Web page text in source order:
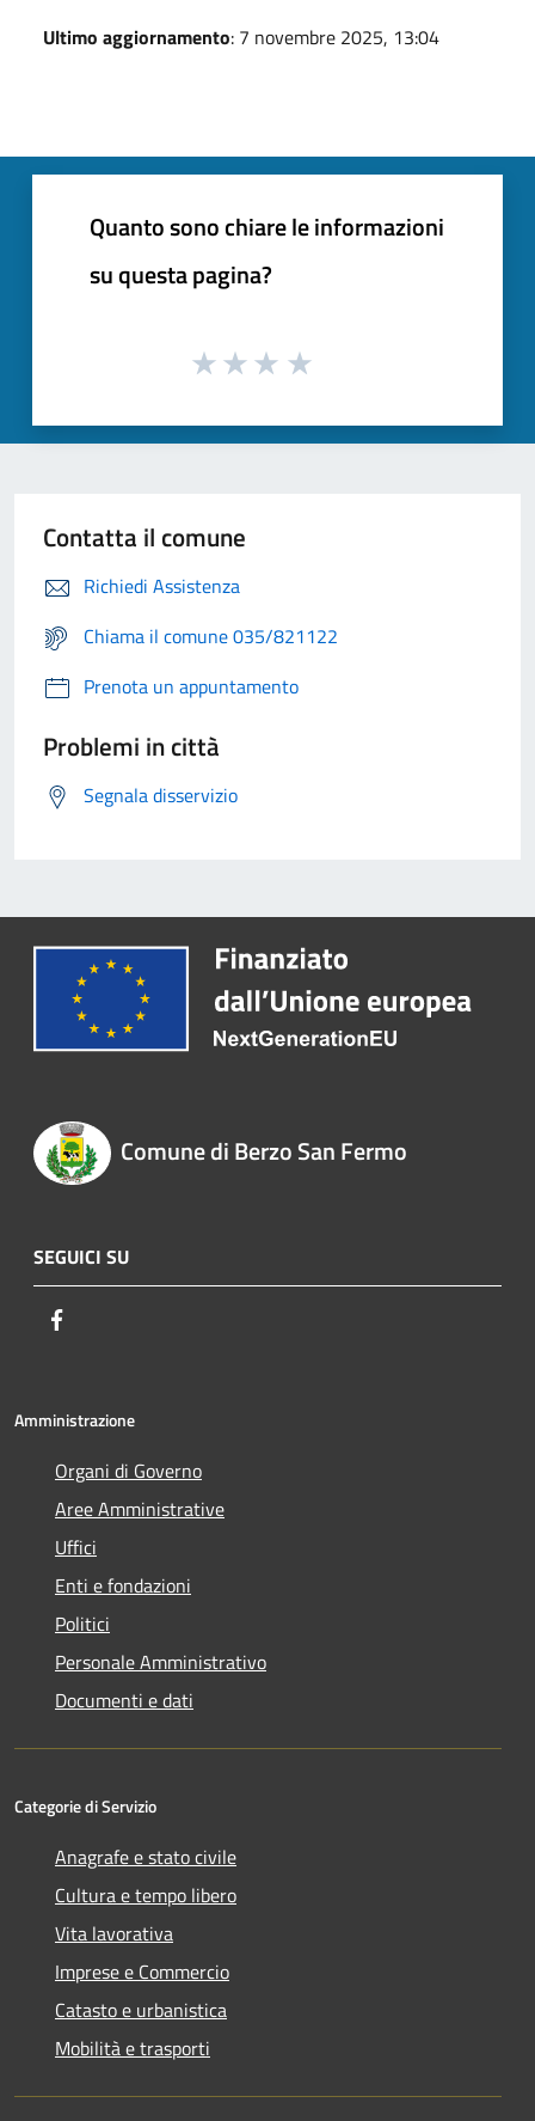
Ultimo aggiornamento: 7 novembre 2025, 13:04
Quanto sono chiare le informazioni
su questa pagina?
Contatta il comune
Richiedi Assistenza
Chiama il comune 035/821122
Prenota un appuntamento
Problemi in città
Segnala disservizio
Comune di Berzo San Fermo
SEGUICI SU
Amministrazione
Organi di Governo
Aree Amministrative
Uffici
Enti e fondazioni
Politici
Personale Amministrativo
Documenti e dati
Categorie di Servizio
Anagrafe e stato civile
Cultura e tempo libero
Vita lavorativa
Imprese e Commercio
Catasto e urbanistica
Mobilità e trasporti